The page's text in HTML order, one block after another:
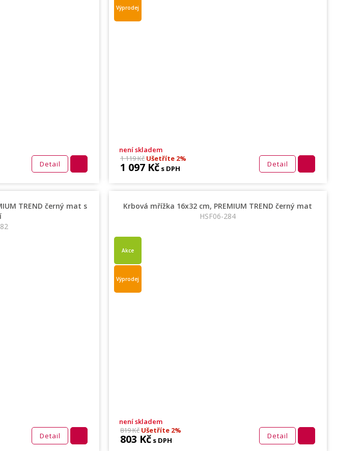
Detail
Výprodej
není skladem
1 119 Kč Ušetříte 2%
1 097 Kč s DPH Detail
TREND černý mat s
Detail
Krbová mřížka 16x32 cm, PREMIUM TREND černý mat
HSF06-284
Akce
Výprodej
není skladem
819 Kč Ušetříte 2%
803 Kč s DPH Detail